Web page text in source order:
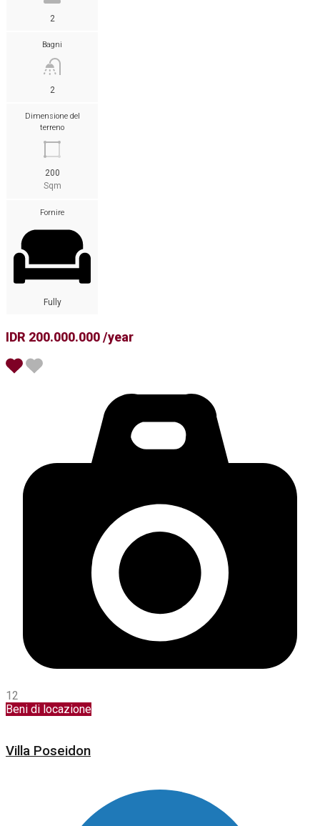
2
Bagni
2
Dimensione del
terreno
200
Sqm
Fornire
Fully
IDR 200.000.000 /year
12
Beni di locazione
Villa Poseidon